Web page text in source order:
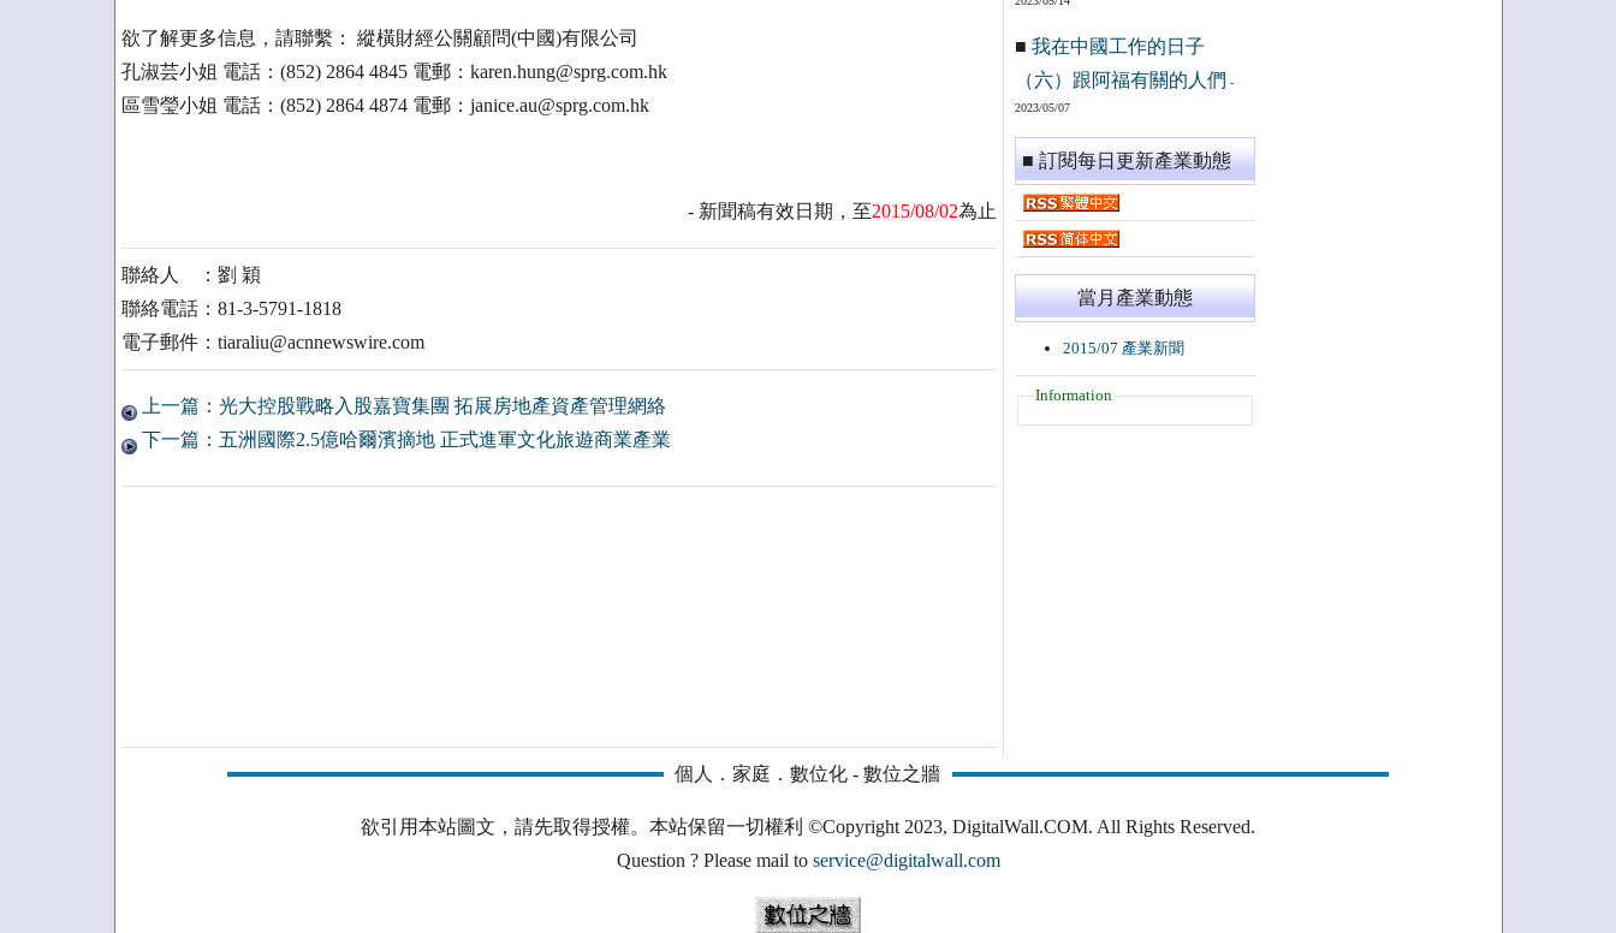
欲了解更多信息，請聯繫： 縱橫財經公關顧問(中國)有限公司
孔淑芸小姐 電話：(852) 2864 4845 電郵：karen.hung@sprg.com.hk
區雪瑩小姐 電話：(852) 2864 4874 電郵：janice.au@sprg.com.hk
- 新聞稿有效日期，至2015/08/02為止
聯絡人 ：劉 穎
聯絡電話：81-3-5791-1818
電子郵件：tiaraliu@acnnewswire.com
上一篇：光大控股戰略入股嘉寶集團 拓展房地產資產管理網絡
下一篇：五洲國際2.5億哈爾濱摘地 正式進軍文化旅遊商業產業
■ 我在中國工作的日子
（六）跟阿福有關的人們 -
2023/05/07
■ 訂閱每日更新產業動態
當月產業動態
2015/07 產業新聞
Information
個人．家庭．數位化 - 數位之牆
欲引用本站圖文，請先取得授權。本站保留一切權利 ©Copyright 2023, DigitalWall.COM. All Rights Reserved.
Question ? Please mail to service@digitalwall.com